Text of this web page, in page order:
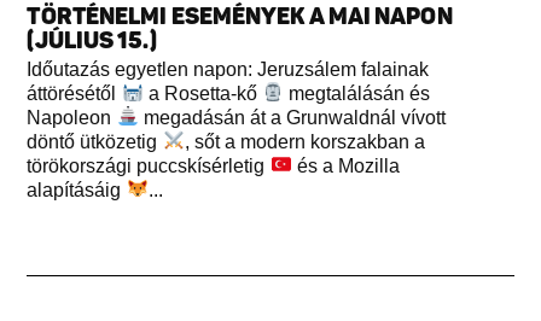
TÖRTÉNELMI ESEMÉNYEK A MAI NAPON
(JÚLIUS 15.)
Időutazás egyetlen napon: Jeruzsálem falainak
áttörésétől
a Rosetta-kő
megtalálásán és
Napoleon
megadásán át a Grunwaldnál vívott
döntő ütközetig
, sőt a modern korszakban a
törökországi puccskísérletig
és a Mozilla
alapításáig
...